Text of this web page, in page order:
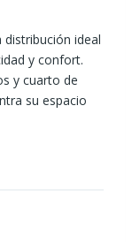
ideal
y confort.
y cuarto de
su espacio
del aire
—
a Periférico
y